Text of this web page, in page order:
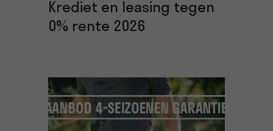
Krediet en leasing tegen
0% rente 2026